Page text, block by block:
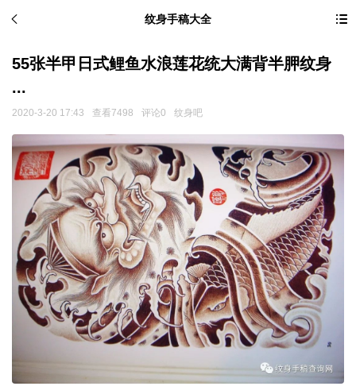
纹身手稿大全
55张半甲日式鲤鱼水浪莲花统大满背半胛纹身
...
2020-3-20 17:43 查看7498 评论0 纹身吧